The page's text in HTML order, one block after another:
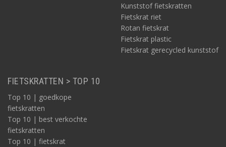
Kunststof fietskratten
Fietskrat riet
Rotan fietskrat
Fietskrat plastic
Fietskrat gerecycled kunststof
FIETSKRATTEN > TOP 10
Top 10 | goedkope
fietskratten
Top 10 | best verkochte
fietskratten
Top 10 | fietskrat